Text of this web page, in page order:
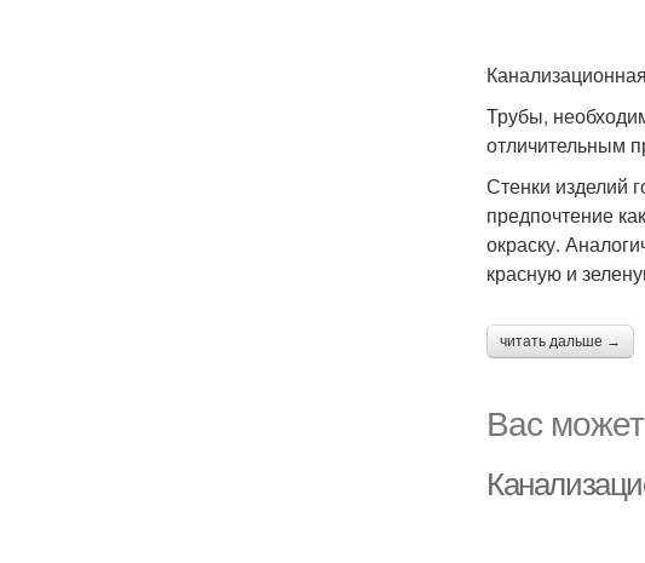
Трубы,
отличительным
Стенки изделий
предпочтение
окраску.
красную и
читать дальше →
Вас